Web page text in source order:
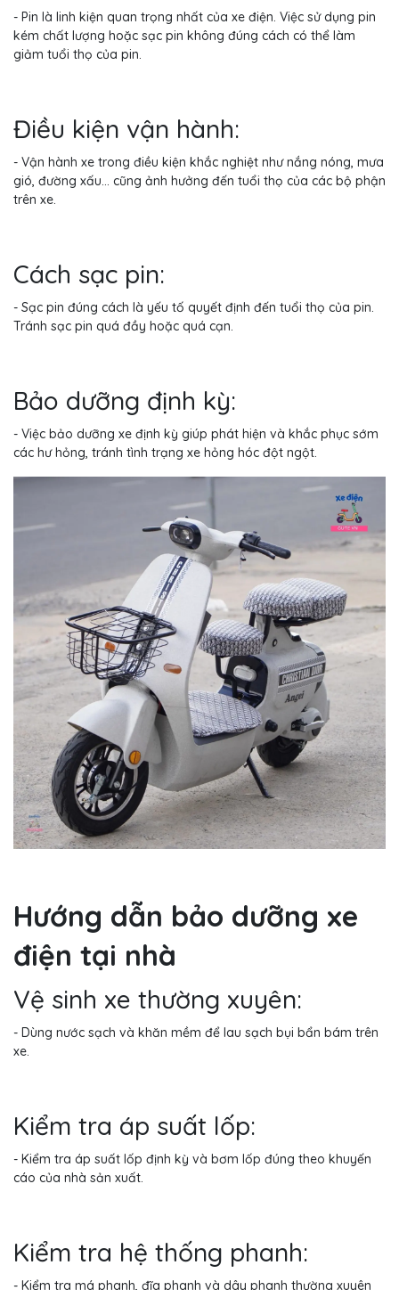
- Pin là linh kiện quan trọng nhất của xe điện. Việc sử dụng pin
kém chất lượng hoặc sạc pin không đúng cách có thể làm
giảm tuổi thọ của pin.
Điều kiện vận hành:
- Vận hành xe trong điều kiện khắc nghiệt như nắng nóng, mưa
gió, đường xấu... cũng ảnh hưởng đến tuổi thọ của các bộ phận
trên xe.
Cách sạc pin:
- Sạc pin đúng cách là yếu tố quyết định đến tuổi thọ của pin.
Tránh sạc pin quá đầy hoặc quá cạn.
Bảo dưỡng định kỳ:
- Việc bảo dưỡng xe định kỳ giúp phát hiện và khắc phục sớm
các hư hỏng, tránh tình trạng xe hỏng hóc đột ngột.
Hướng dẫn bảo dưỡng xe
điện tại nhà
Vệ sinh xe thường xuyên:
- Dùng nước sạch và khăn mềm để lau sạch bụi bẩn bám trên
xe.
Kiểm tra áp suất lốp:
- Kiểm tra áp suất lốp định kỳ và bơm lốp đúng theo khuyến
cáo của nhà sản xuất.
Kiểm tra hệ thống phanh:
- Kiểm tra má phanh, đĩa phanh và dây phanh thường xuyên